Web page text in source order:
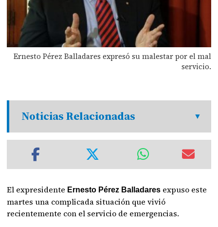
Ernesto Pérez Balladares expresó su malestar por el mal
servicio.
Noticias Relacionadas
El expresidente Ernesto Pérez Balladares expuso este
martes una complicada situación que vivió
recientemente con el servicio de emergencias.